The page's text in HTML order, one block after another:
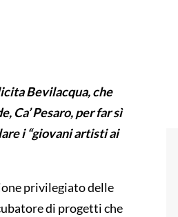
Bevilacqua, che
Ca’ Pesaro, per far sì
i “giovani artisti ai
privilegiato delle
di progetti che